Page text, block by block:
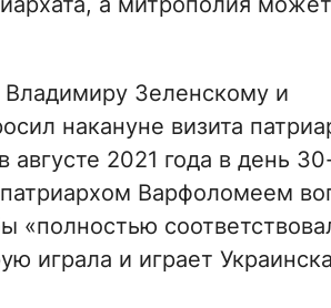
Зеленскому и
накануне визита
2021 года в день
Варфоломеем
«полностью
играла и играет